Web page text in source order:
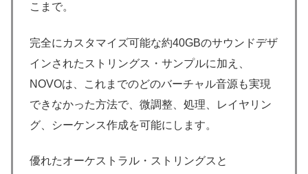
こまで。
完全にカスタマイズ可能な約40GBのサウンドデザ
インされたストリングス・サンプルに加え、
NOVOは、これまでのどのバーチャル音源も実現
できなかった方法で、微調整、処理、レイヤリン
グ、シーケンス作成を可能にします。
優れたオーケストラル・ストリングスと